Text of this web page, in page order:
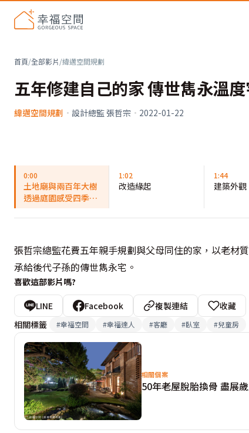
首頁/全部影片/緯邁空間規劃
五年修建自己的家 傳世雋永溫
緯邁空間規劃 · 設計總監 張哲宗 · 2022-01-22
0:00
土地廟與兩百年大樹
透過庭園感受四季更
迭
1:02
改造緣起
1:44
建築外觀
張哲宗總監花費五年親手規劃與父母同住的家，以老材
承給後代子孫的傳世雋永宅。
喜歡這部影片嗎?
LINE Facebook 複製連結
收藏
相關標籤
#幸福空間 #幸福達人 #客廳 #臥室 #兒童房
相關個案
50年老屋脫胎換骨 盡展